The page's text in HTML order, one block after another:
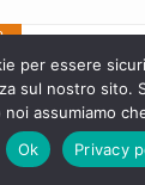
per essere
sul nostro sito.
assumiamo
Ok
Privacy